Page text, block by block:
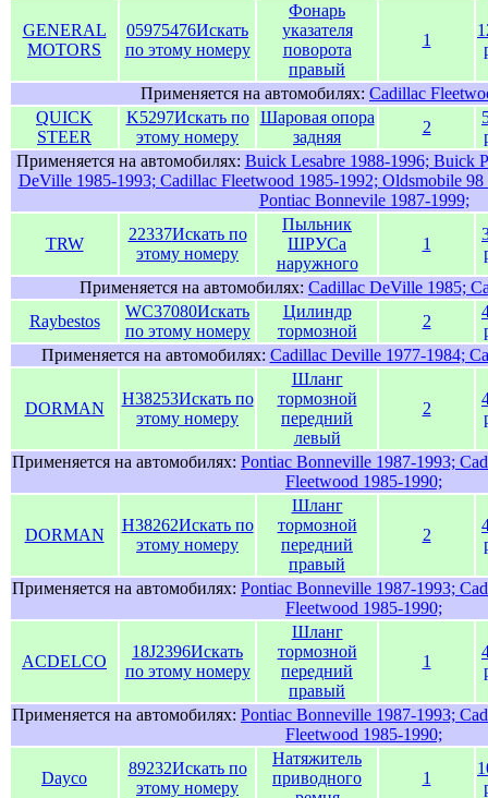
GENERAL
MOTORS
05975476Искать
по этому номеру
Фонарь
указателя
поворота
правый
1
Применяется на автомобилях: Cadillac
QUICK
STEER
K5297Искать по
этому номеру
Шаровая опора
задняя
2
Применяется на автомобилях: Buick Lesabre 1988-1996; Buick
DeVille 1985-1993; Cadillac Fleetwood 1985-1992; Oldsmobile
Pontiac Bonnevile 1987-1999;
TRW
22337Искать по
этому номеру
Пыльник
ШРУСа
наружного
1
Применяется на автомобилях: Cadillac DeVille 1985;
Raybestos
WC37080Искать
по этому номеру
Цилиндр
тормозной
2
Применяется на автомобилях: Cadillac Deville 1977-1984;
DORMAN
H38253Искать по
этому номеру
Шланг
тормозной
передний
левый
2
Применяется на автомобилях: Pontiac Bonneville 1987-1993;
Fleetwood 1985-1990;
DORMAN
H38262Искать по
этому номеру
Шланг
тормозной
передний
правый
2
Применяется на автомобилях: Pontiac Bonneville 1987-1993;
Fleetwood 1985-1990;
ACDELCO
18J2396Искать
по этому номеру
Шланг
тормозной
передний
правый
1
Применяется на автомобилях: Pontiac Bonneville 1987-1993;
Fleetwood 1985-1990;
Dayco
89232Искать по
этому номеру
Натяжитель
приводного
1